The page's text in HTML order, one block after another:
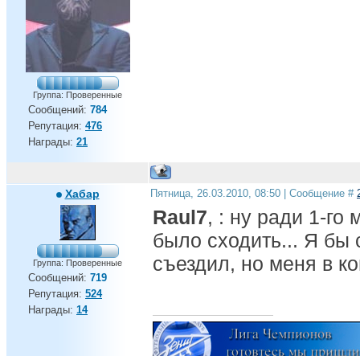
Группа: Проверенные
Сообщений: 784
Репутация: 476
Награды: 21
Хабар
Группа: Проверенные
Сообщений: 719
Репутация: 524
Награды: 14
Пятница, 26.03.2010, 08:50 | Сообщение #
Raul7, : ну ради 1-го
было сходить... Я бы
съездил, но меня в